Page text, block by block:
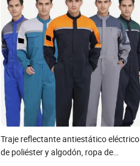
Traje reflectante antiestático eléctrico
de poliéster y algodón, ropa de